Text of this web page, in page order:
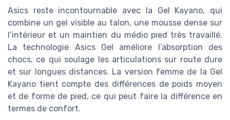
Asics reste incontournable avec la Gel Kayano, qui
combine un gel visible au talon, une mousse dense sur
l’intérieur et un maintien du médio pied très travaillé.
La technologie Asics Gel améliore l’absorption des
chocs, ce qui soulage les articulations sur route dure
et sur longues distances. La version femme de la Gel
Kayano tient compte des différences de poids moyen
et de forme de pied, ce qui peut faire la différence en
termes de confort.